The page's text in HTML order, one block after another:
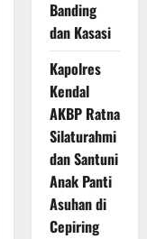
Banding
dan Kasasi
Kapolres
Kendal
AKBP Ratna
Silaturahmi
dan Santuni
Anak Panti
Asuhan di
Cepiring